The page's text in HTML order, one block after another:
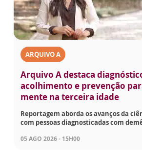
ARQUIVO A
Arquivo A destaca
acolhimento e prevenção
mente na terceira idade
Reportagem aborda os avanços da
com pessoas diagnosticadas com
05 AGO 2026 - 15H00